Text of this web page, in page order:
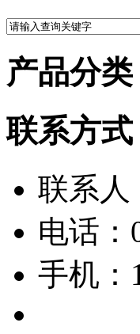
产品分类
联系方式
联系人
电话：
手机：